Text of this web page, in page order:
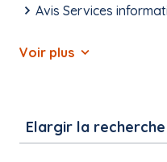
Avis Services
Voir plus
Elargir la recherche